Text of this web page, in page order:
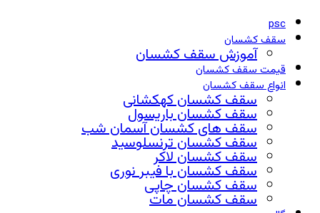
psc
سقف کشسان
آموزش سقف کشسان
قیمت سقف کشسان
انواع سقف کشسان
سقف کشسان کهکشانی
سقف کشسان باریسول
سقف های کشسان آسمان شب
سقف کشسان ترنسلوسید
سقف کشسان لاکر
سقف کشسان با فیبر نوری
سقف کشسان چاپی
سقف کشسان مات